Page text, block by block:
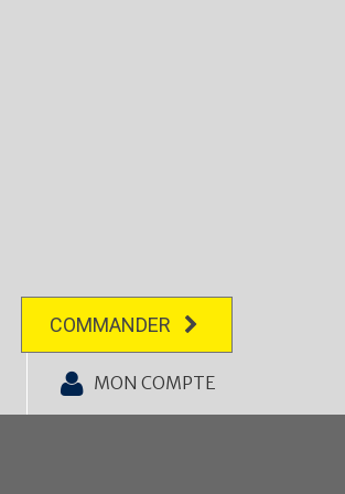
COMMANDER
MON COMPTE